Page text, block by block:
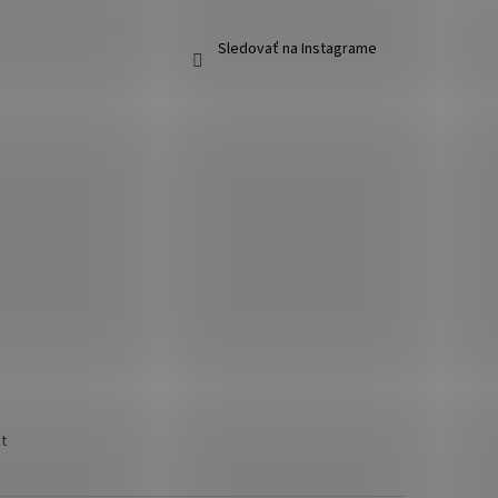
Sledovať na Instagrame